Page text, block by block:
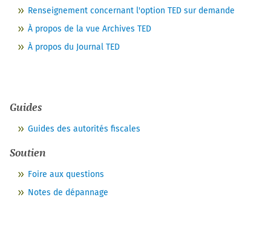
Renseignement concernant l'option TED sur demande
À propos de la vue Archives TED
À propos du Journal TED
Guides
Guides des autorités fiscales
Soutien
Foire aux questions
Notes de dépannage